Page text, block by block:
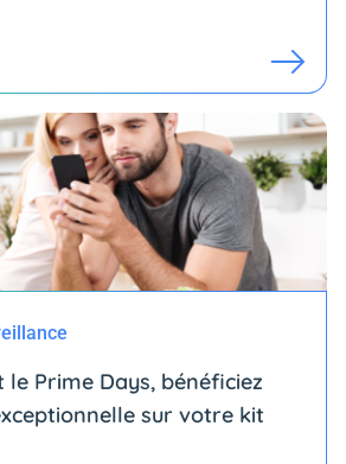
le Prime Days, bénéficiez
sur votre kit